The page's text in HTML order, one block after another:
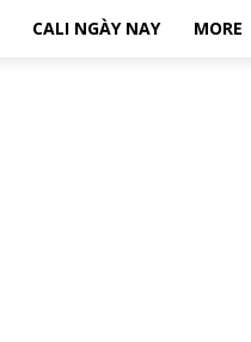
CALI NGÀY NAY MORE